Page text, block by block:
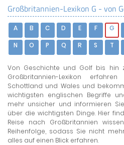
LAND &
BRITISH
Großbritannien-Lexikon G - von
A B C D E F G
N
O P Q R S T
Von Geschichte und Golf bis hin
Großbritannien-Lexikon
Schottland und Wales und
wichtigsten englischen Begriffe
mehr unsicher und informieren
über die wichtigsten Dinge. Hier
Reise nach Großbritannien
Reihenfolge, sodass Sie nicht
alles auf einen Blick erfahren.